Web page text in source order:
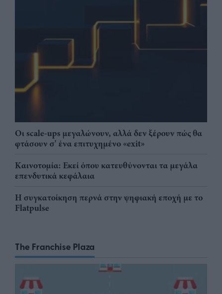
Οι scale-ups μεγαλώνουν, αλλά δεν ξέρουν πώς θα
φτάσουν σ' ένα επιτυχημένο «exit»
Καινοτομία: Εκεί όπου κατευθύνονται τα μεγάλα
επενδυτικά κεφάλαια
Η συγκατοίκηση περνά στην ψηφιακή εποχή με το
Flatpulse
The Franchise Plaza